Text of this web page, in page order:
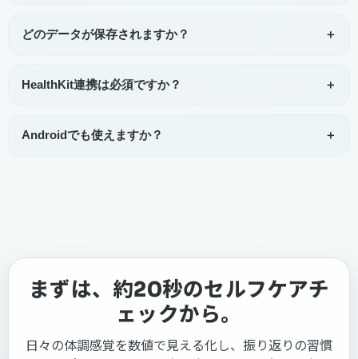
らくなります。ガイドに顔を合わせ、短時間静止した状態
どのデータが保存されますか？ ＋
（BPM・シグナル安定度・コンディションスコア等）のみ
HealthKit連携は必須ですか？ ＋
歴確認は利用できます。必要な場合のみ設定してくださ
Androidでも使えますか？ ＋
まずは、約20秒のセルフケアチ
ェックから。
日々の体調感覚を数値で見える化し、振り返りの習慣